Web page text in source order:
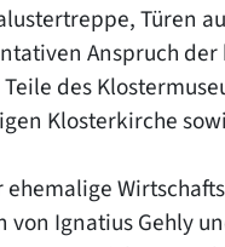
Türen
Anspruch
des
Klosterkirche
Ignatius Gehly